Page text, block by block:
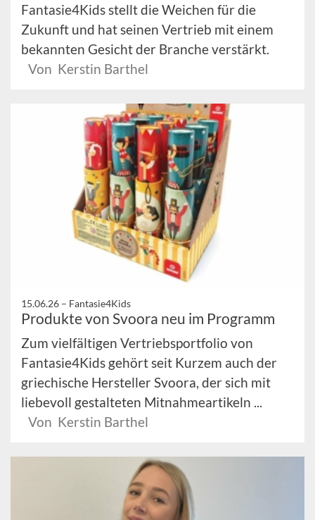
Fantasie4Kids stellt die Weichen für die
Zukunft und hat seinen Vertrieb mit einem
bekannten Gesicht der Branche verstärkt.
Von Kerstin Barthel
15.06.26 – Fantasie4Kids
Produkte von Svoora neu im Programm
Zum vielfältigen Vertriebsportfolio von
Fantasie4Kids gehört seit Kurzem auch der
griechische Hersteller Svoora, der sich mit
liebevoll gestalteten Mitnahmeartikeln ...
Von Kerstin Barthel